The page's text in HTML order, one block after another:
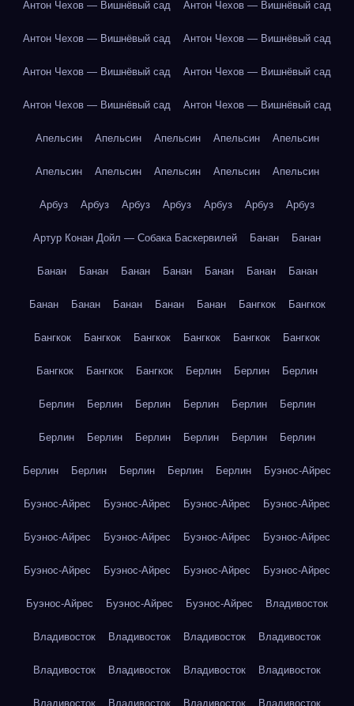
Антон Чехов — Вишнёвый сад Антон Чехов — Вишнёвый сад
Антон Чехов — Вишнёвый сад Антон Чехов — Вишнёвый сад
Антон Чехов — Вишнёвый сад Антон Чехов — Вишнёвый сад
Антон Чехов — Вишнёвый сад Антон Чехов — Вишнёвый сад
Апельсин Апельсин Апельсин Апельсин Апельсин
Апельсин Апельсин Апельсин Апельсин Апельсин
Арбуз Арбуз Арбуз Арбуз Арбуз Арбуз Арбуз
Артур Конан Дойл — Собака Баскервилей Банан Банан
Банан Банан Банан Банан Банан Банан Банан
Банан Банан Банан Банан Банан Бангкок Бангкок
Бангкок Бангкок Бангкок Бангкок Бангкок Бангкок
Бангкок Бангкок Бангкок Берлин Берлин Берлин
Берлин Берлин Берлин Берлин Берлин Берлин
Берлин Берлин Берлин Берлин Берлин Берлин
Берлин Берлин Берлин Берлин Берлин Буэнос-Айрес
Буэнос-Айрес Буэнос-Айрес Буэнос-Айрес Буэнос-Айрес
Буэнос-Айрес Буэнос-Айрес Буэнос-Айрес Буэнос-Айрес
Буэнос-Айрес Буэнос-Айрес Буэнос-Айрес Буэнос-Айрес
Буэнос-Айрес Буэнос-Айрес Буэнос-Айрес Владивосток
Владивосток Владивосток Владивосток Владивосток
Владивосток Владивосток Владивосток Владивосток
Владивосток Владивосток Владивосток Владивосток